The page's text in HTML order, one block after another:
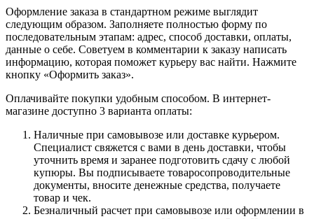
Оформление заказа в стандартном режиме выглядит
следующим образом. Заполняете полностью форму по
последовательным этапам: адрес, способ доставки, оплаты,
данные о себе. Советуем в комментарии к заказу написать
информацию, которая поможет курьеру вас найти. Нажмите
кнопку «Оформить заказ».
Оплачивайте покупки удобным способом. В интернет-
магазине доступно 3 варианта оплаты:
Наличные при самовывозе или доставке курьером.
Специалист свяжется с вами в день доставки, чтобы
уточнить время и заранее подготовить сдачу с любой
купюры. Вы подписываете товаросопроводительные
документы, вносите денежные средства, получаете
товар и чек.
Безналичный расчет при самовывозе или оформлении в